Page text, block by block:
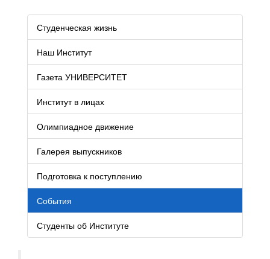
Студенческая жизнь
Наш Институт
Газета УНИВЕРСИТЕТ
Институт в лицах
Олимпиадное движение
Галерея выпускников
Подготовка к поступлению
События
Студенты об Институте